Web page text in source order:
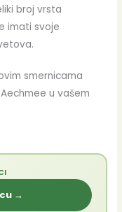
broj vrsta
imati svoje
smernicama
u vašem
→